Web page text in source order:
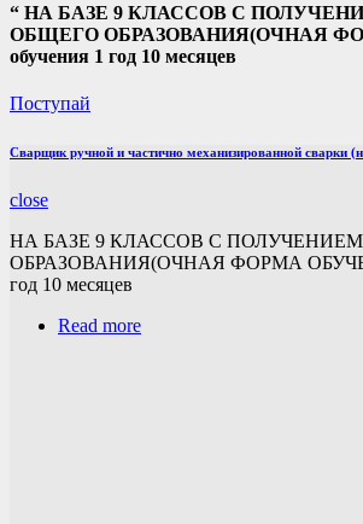
“ НА БАЗЕ 9 КЛАССОВ С
ОБЩЕГО ОБРАЗОВАНИЯ(ОЧНАЯ
обучения 1 год 10 месяцев
Поступай
Сварщик ручной и частично механизированной сварки
close
НА БАЗЕ 9 КЛАССОВ С
ОБРАЗОВАНИЯ(ОЧНАЯ ФОРМА
год 10 месяцев
Read more